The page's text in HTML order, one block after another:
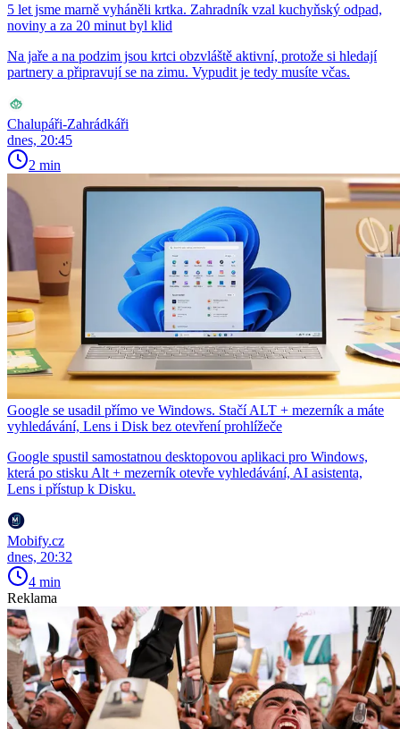
5 let jsme marně vyháněli krtka. Zahradník vzal kuchyňský odpad,
noviny a za 20 minut byl klid
Na jaře a na podzim jsou krtci obzvláště aktivní, protože si hledají
partnery a připravují se na zimu. Vypudit je tedy musíte včas.
Chalupáři-Zahrádkáři
dnes, 20:45
2 min
Google se usadil přímo ve Windows. Stačí ALT + mezerník a máte
vyhledávání, Lens i Disk bez otevření prohlížeče
Google spustil samostatnou desktopovou aplikaci pro Windows,
která po stisku Alt + mezerník otevře vyhledávání, AI asistenta,
Lens i přístup k Disku.
Mobify.cz
dnes, 20:32
4 min
Reklama